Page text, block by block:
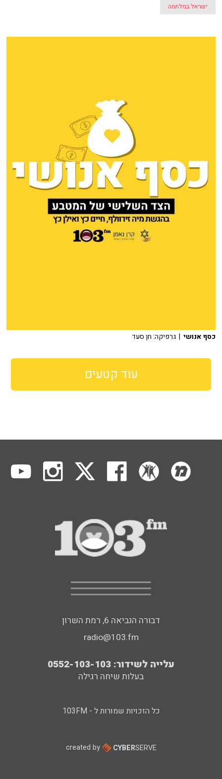
ישראל במלחמה
כסף אנושי | גרפיקה: חן סעד
עוד קטעים
דבורה הנביאה 6, רמת השרון
radio@103.fm
עלייה לשידור: 0552-103-103
בעלות שיחה רגילה
כל הזכויות שמורות ל - 103FM
created by CYBERSERVE